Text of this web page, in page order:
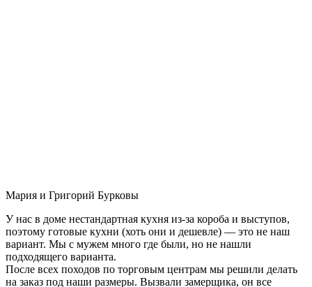
Мария и Григорий Бурковы
У нас в доме нестандартная кухня из-за короба и выступов,
поэтому готовые кухни (хоть они и дешевле) — это не наш
вариант. Мы с мужем много где были, но не нашли
подходящего варианта.
После всех походов по торговым центрам мы решили делать
на заказ под наши размеры. Вызвали замерщика, он все